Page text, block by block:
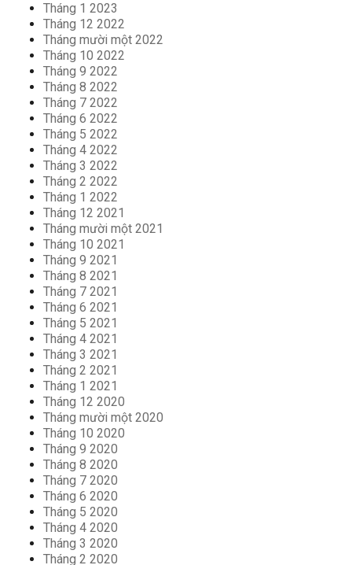
Tháng 1 2023
Tháng 12 2022
Tháng mười một 2022
Tháng 10 2022
Tháng 9 2022
Tháng 8 2022
Tháng 7 2022
Tháng 6 2022
Tháng 5 2022
Tháng 4 2022
Tháng 3 2022
Tháng 2 2022
Tháng 1 2022
Tháng 12 2021
Tháng mười một 2021
Tháng 10 2021
Tháng 9 2021
Tháng 8 2021
Tháng 7 2021
Tháng 6 2021
Tháng 5 2021
Tháng 4 2021
Tháng 3 2021
Tháng 2 2021
Tháng 1 2021
Tháng 12 2020
Tháng mười một 2020
Tháng 10 2020
Tháng 9 2020
Tháng 8 2020
Tháng 7 2020
Tháng 6 2020
Tháng 5 2020
Tháng 4 2020
Tháng 3 2020
Tháng 2 2020